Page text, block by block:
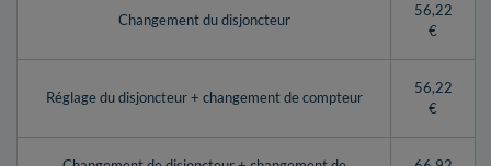
Changement du disjoncteur
56,22
€
Réglage du disjoncteur + changement de compteur
56,22
€